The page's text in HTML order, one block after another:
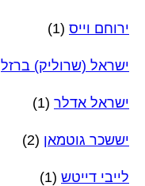
ירוחם וייס (1)
ישראל (שרוליק) ברזל
ישראל אדלר (1)
יששכר גוטמאן (2)
לייבי דייטש (1)